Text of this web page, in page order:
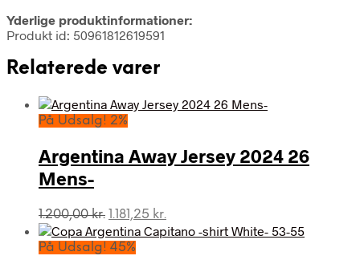
Yderlige produktinformationer:
Produkt id: 50961812619591
Relaterede varer
På Udsalg! 2%
Argentina Away Jersey 2024 26
Mens-
1.200,00kr. Den
oprindelige
pris
1.181,25 kr.
aktuelle
På Udsalg! 45%